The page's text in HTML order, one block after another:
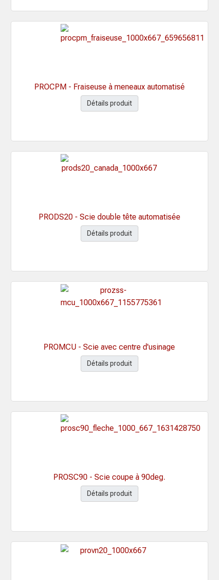
PROCPM - Fraiseuse à meneaux automatisé
Détails produit
PRODS20 - Scie double tête automatisée
Détails produit
PROMCU - Scie avec centre d'usinage
Détails produit
PROSC90 - Scie coupe à 90deg.
Détails produit